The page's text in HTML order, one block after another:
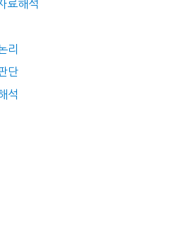
료해석
리
단
석